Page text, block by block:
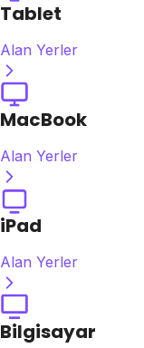
Tablet
Alan Yerler
MacBook
Alan Yerler
iPad
Alan Yerler
Bilgisayar